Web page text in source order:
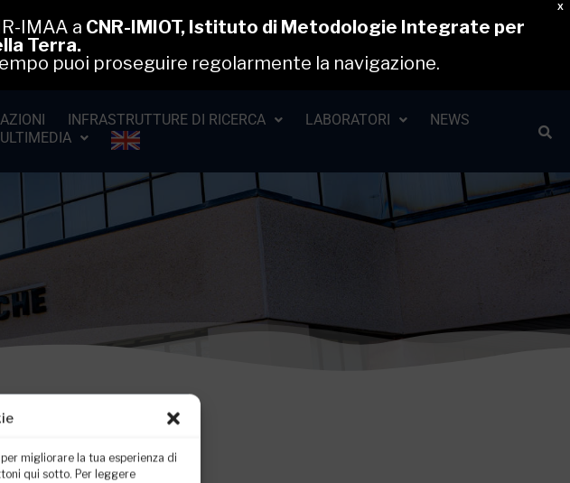
X
IMAA a CNR-IMIOT, Istituto di Metodologie Integrate per
Terra.
puoi proseguire regolarmente la navigazione.
migliorare la tua esperienza di
qui sotto. Per leggere
INFRASTRUTTURE DI RICERCA LABORATORI
NEWS